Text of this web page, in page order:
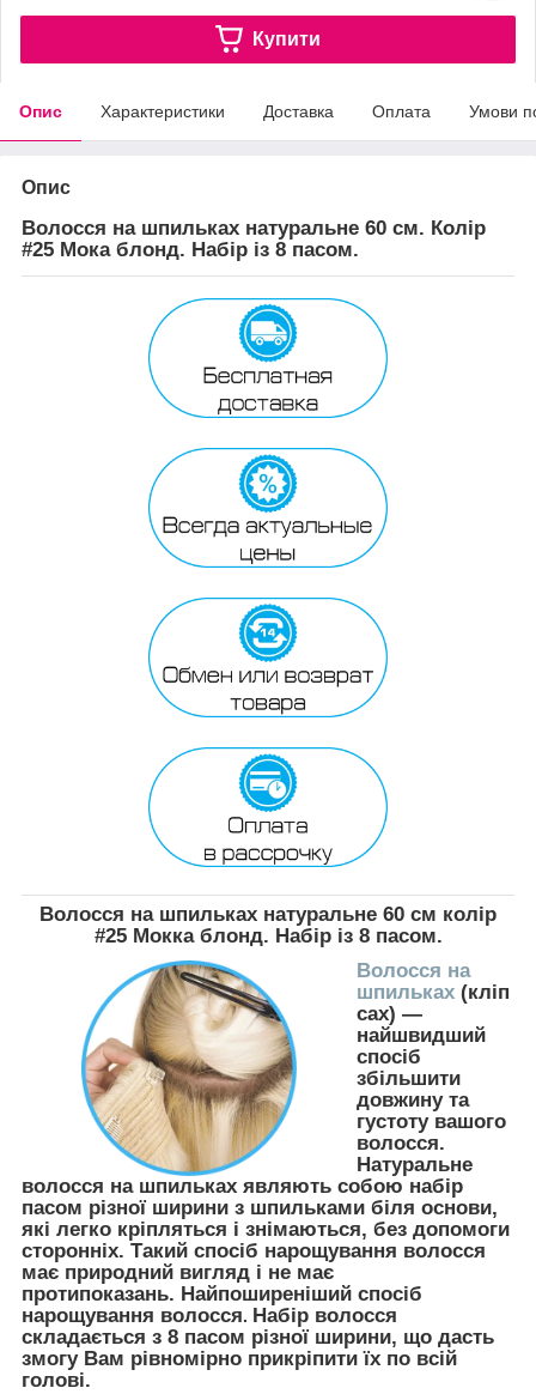
Купити
Опис Характеристики Доставка Оплата Умови
Опис
Волосся на шпильках натуральне 60 см. Колір
#25 Мока блонд. Набір із 8 пасом.
Волосся на шпильках натуральне 60 см колір
#25 Мокка блонд. Набір із 8 пасом.
Волосся на
шпильках (кліп
сах) —
найшвидший
спосіб
збільшити
довжину та
густоту вашого
волосся.
Натуральне
волосся на шпильках являють собою набір
пасом різної ширини з шпильками біля основи,
які легко кріпляться і знімаються, без допомоги
сторонніх. Такий спосіб нарощування волосся
має природний вигляд і не має
протипоказань. Найпоширеніший спосіб
нарощування волосся. Набір волосся
складається з 8 пасом різної ширини, що дасть
змогу Вам рівномірно прикріпити їх по всій
голові.